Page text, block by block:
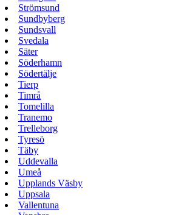
Strömsund
Sundbyberg
Sundsvall
Svedala
Säter
Söderhamn
Södertälje
Tierp
Timrå
Tomelilla
Tranemo
Trelleborg
Tyresö
Täby
Uddevalla
Umeå
Upplands Väsby
Uppsala
Vallentuna